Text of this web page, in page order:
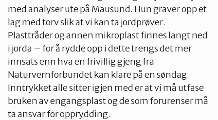
med analyser ute på Mausund. Hun graver opp et
lag med torv slik at vi kan ta jordprøver.
Plasttråder og annen mikroplast finnes langt ned
i jorda – for å rydde opp i dette trengs det mer
innsats enn hva en frivillig gjeng fra
Naturvernforbundet kan klare på en søndag.
Inntrykket alle sitter igjen med er at vi må utfase
bruken av engangsplast og de som forurenser må
ta ansvar for opprydding.